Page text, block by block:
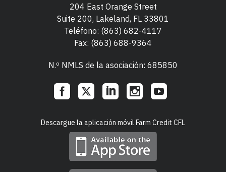
204 East Orange Street
Suite 200, Lakeland, FL 33801
Teléfono: (863) 682-4117
Fax: (863) 688-9364
N.º NMLS de la asociación: 685850
LinksDescargue la aplicación móvil Farm Credit CFL